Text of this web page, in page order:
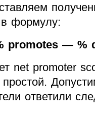
в формулу:
promotes — %
net promoter
ответили